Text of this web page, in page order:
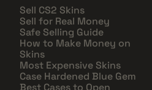
Sell CS2 Skins
Sell for Real Money
Safe Selling Guide
How to Make Money on
Skins
Most Expensive Skins
Case Hardened Blue Gem